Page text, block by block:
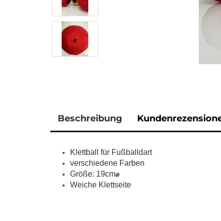
Beschreibung
Klettball für Fußballdart
verschiedene Farben
Größe: 19cm⌀
Weiche Klettseite